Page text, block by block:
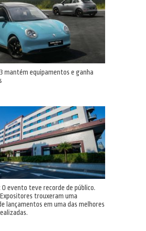
mantém equipamentos e ganha
O evento teve recorde de público.
trouxeram uma
lançamentos em uma das melhores